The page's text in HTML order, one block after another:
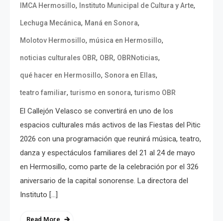
IMCA Hermosillo, Instituto Municipal de Cultura y Arte,
Lechuga Mecánica, Maná en Sonora,
Molotov Hermosillo, música en Hermosillo,
noticias culturales OBR, OBR, OBRNoticias,
qué hacer en Hermosillo, Sonora en Ellas,
teatro familiar,turismo en sonora,turismo OBR
El Callejón Velasco se convertirá en uno de los
espacios culturales más activos de las Fiestas del Pitic
2026 con una programación que reunirá música, teatro,
danza y espectáculos familiares del 21 al 24 de mayo
en Hermosillo, como parte de la celebración por el 326
aniversario de la capital sonorense. La directora del
Instituto […]
Read More